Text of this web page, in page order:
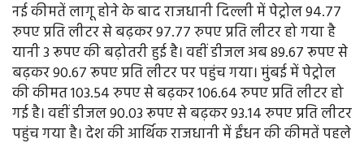
नई कीमतें लागू होने के बाद राजधानी दिल्ली में पेट्रोल 94.77
रुपए प्रति लीटर से बढ़कर 97.77 रुपए प्रति लीटर हो गया है
यानी 3 रूपए की बढ़ोतरी हुई है। वहीं डीजल अब 89.67 रूपए से
बढ़कर 90.67 रूपए प्रति लीटर पर पहुंच गया। मुंबई में पेट्रोल
की कीमत 103.54 रुपए से बढ़कर 106.64 रुपए प्रति लीटर हो
गई है। वहीं डीजल 90.03 रूपए से बढ़कर 93.14 रुपए प्रति लीटर
पहुंच गया है। देश की आर्थिक राजधानी में ईंधन की कीमतें पहले